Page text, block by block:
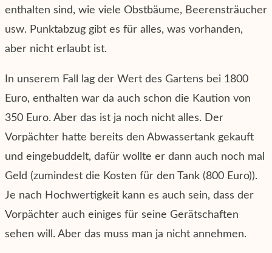
enthalten sind, wie viele Obstbäume, Beerensträucher
usw. Punktabzug gibt es für alles, was vorhanden,
aber nicht erlaubt ist.
In unserem Fall lag der Wert des Gartens bei 1800
Euro, enthalten war da auch schon die Kaution von
350 Euro. Aber das ist ja noch nicht alles. Der
Vorpächter hatte bereits den Abwassertank gekauft
und eingebuddelt, dafür wollte er dann auch noch mal
Geld (zumindest die Kosten für den Tank (800 Euro)).
Je nach Hochwertigkeit kann es auch sein, dass der
Vorpächter auch einiges für seine Gerätschaften
sehen will. Aber das muss man ja nicht annehmen.